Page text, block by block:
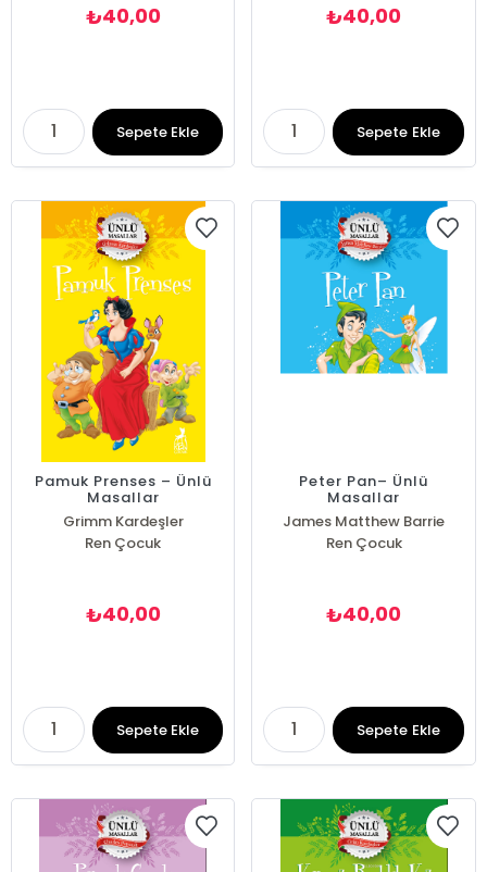
₺40,00
Sepete Ekle
₺40,00
Sepete Ekle
Pamuk Prenses – Ünlü
Masallar
Grimm Kardeşler
Ren Çocuk
₺40,00
Sepete Ekle
Peter Pan– Ünlü
Masallar
James Matthew Barrie
Ren Çocuk
₺40,00
Sepete Ekle